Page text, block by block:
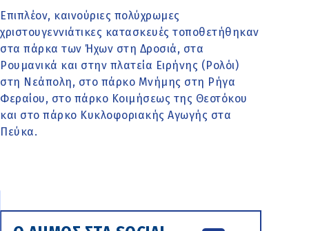
Επιπλέον, καινούριες πολύχρωμες
χριστουγεννιάτικες κατασκευές τοποθετήθηκαν
στα πάρκα των Ήχων στη Δροσιά, στα
Ρουμανικά και στην πλατεία Ειρήνης (Ρολόι)
στη Νεάπολη, στο πάρκο Μνήμης στη Ρήγα
Φεραίου, στο πάρκο Κοιμήσεως της Θεοτόκου
και στο πάρκο Κυκλοφοριακής Αγωγής στα
Πεύκα.